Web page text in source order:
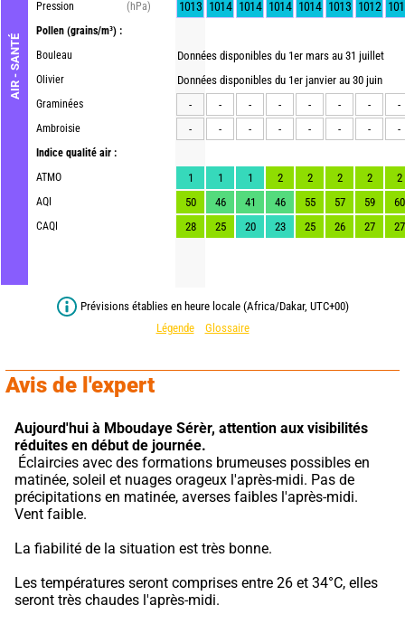
AIR - SANTÉ
Pression
(hPa)
Pollen (grains/m³) :
Bouleau
Olivier
Graminées
Ambroisie
Indice qualité air :
ATMO
AQI
CAQI
1013 1014 1014 1014 1014 1013 1012
Données disponibles du 1er mars au 31 juillet
Données disponibles du 1er janvier au 30 juin
-
- - - - - -
-
-
- - - - - - -
1 1 1 2 2 2 2
2
50
46 41 46 55 57 59
60
28
25 20 23 25 26 27 27
Prévisions établies en heure locale (Africa/Dakar, UTC+00)
Légende
Glossaire
Avis de l'expert
Aujourd'hui à Mboudaye Sérèr, attention aux visibilités
réduites en début de journée.
matinée, soleil et nuages orageux l'après-midi. Pas de
précipitations en matinée, averses faibles l'après-midi.
Vent faible.
La fiabilité de la situation est très bonne.
Les températures seront comprises entre 26 et 34°C, elles
seront très chaudes l'après-midi.